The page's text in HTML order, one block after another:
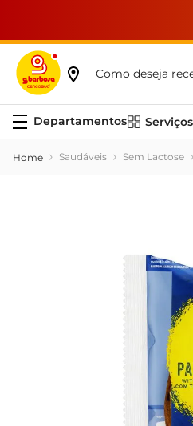
Como deseja
Serviços
Saudáveis Sem Lactose